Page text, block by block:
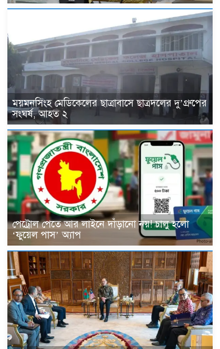
ময়মনসিংহ মেডিকেলের ছাত্রাবাসে ছাত্রদলের দু’গ্রুপের
সংঘর্ষ, আহত ২
পেট্রোল পেতে আর লাইনে দাঁড়ানো নয়! চালু হলো
‘ফুয়েল পাস’ অ্যাপ